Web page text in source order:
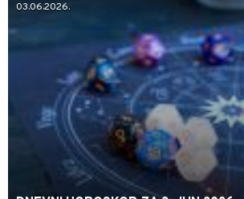
03.06.2026.